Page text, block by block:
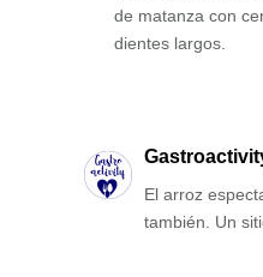
de matanza con
dientes largos.
El arroz
también. Un